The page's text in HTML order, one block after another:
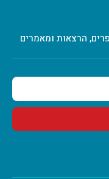
הרצאות ומאמרים